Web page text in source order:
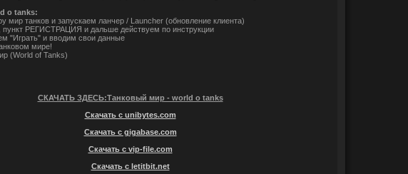
o tanks:
мир танков и запускаем ланчер / Launcher (обновление клиента)
пункт РЕГИСТРАЦИЯ и дальше действуем по инструкции
"Играть" и вводим свои данные
мире!
(World of Tanks)
СКАЧАТЬ ЗДЕСЬ:Танковый мир - world o tanks
Скачать с unibytes.com
Скачать с gigabase.com
Скачать с vip-file.com
Скачать с letitbit.net